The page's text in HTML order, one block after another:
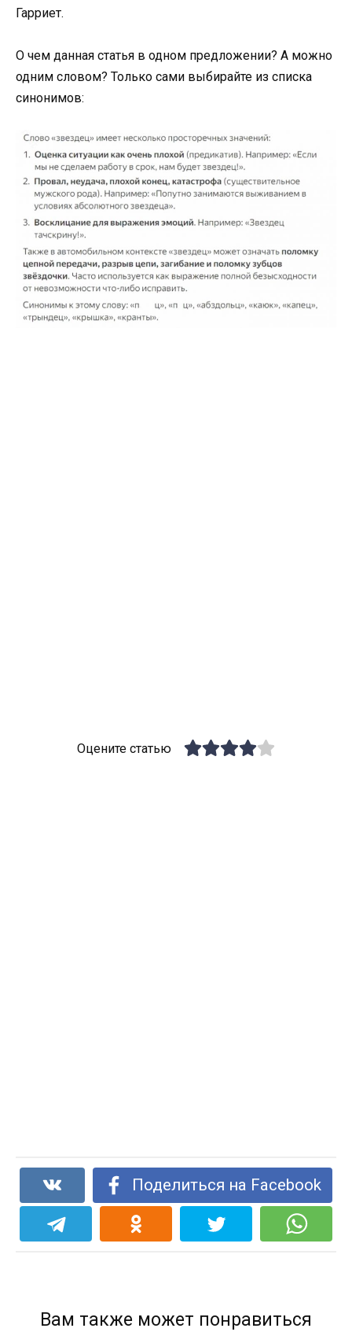
Гарриет.
О чем данная статья в одном предложении? А можно
одним словом? Только сами выбирайте из списка
синонимов:
Оцените статью
Поделиться на Facebook
Вам также может понравиться